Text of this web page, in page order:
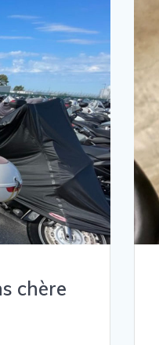
chère